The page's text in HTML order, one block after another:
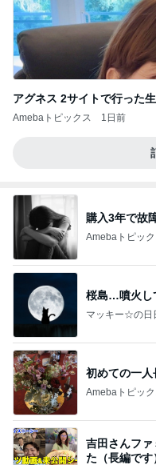
アグネス 2サイトで行った
Amebaトピックス 1日前
購入3年で故
Amebaトピック
桜島…噴火し
マッキー☆の日
初めての一人
Amebaトピック
吉田さんフ
た（長編です